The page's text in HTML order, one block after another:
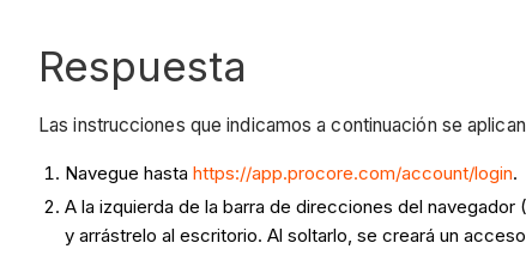
Respuesta
Las instrucciones que indicamos a continuación se
Navegue hastahttps://app.procore.com/account/login.
A la izquierda de la barra de direcciones del
y arrástrelo al escritorio. Al soltarlo, se creará un